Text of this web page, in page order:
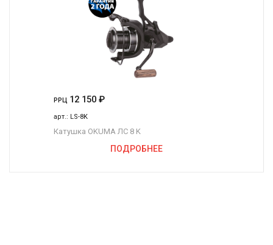
РРЦ 12 150 ₽
арт.: LS-8K
Катушка OKUMA ЛС 8 K
ПОДРОБНЕЕ